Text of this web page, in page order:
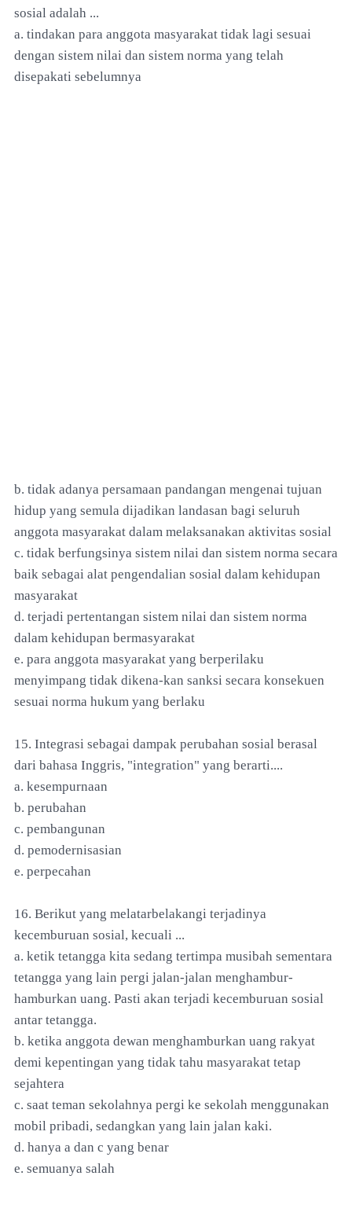
sosial adalah ...
a. tindakan para anggota masyarakat tidak lagi sesuai
dengan sistem nilai dan sistem norma yang telah
disepakati sebelumnya
b. tidak adanya persamaan pandangan mengenai tujuan
hidup yang semula dijadikan landasan bagi seluruh
anggota masyarakat dalam melaksanakan aktivitas sosial
c. tidak berfungsinya sistem nilai dan sistem norma secara
baik sebagai alat pengendalian sosial dalam kehidupan
masyarakat
d. terjadi pertentangan sistem nilai dan sistem norma
dalam kehidupan bermasyarakat
e. para anggota masyarakat yang berperilaku
menyimpang tidak dikena-kan sanksi secara konsekuen
sesuai norma hukum yang berlaku
15. Integrasi sebagai dampak perubahan sosial berasal
dari bahasa Inggris, "integration" yang berarti....
a. kesempurnaan
b. perubahan
c. pembangunan
d. pemodernisasian
e. perpecahan
16. Berikut yang melatarbelakangi terjadinya
kecemburuan sosial, kecuali ...
a. ketik tetangga kita sedang tertimpa musibah sementara
tetangga yang lain pergi jalan-jalan menghambur-
hamburkan uang. Pasti akan terjadi kecemburuan sosial
antar tetangga.
b. ketika anggota dewan menghamburkan uang rakyat
demi kepentingan yang tidak tahu masyarakat tetap
sejahtera
c. saat teman sekolahnya pergi ke sekolah menggunakan
mobil pribadi, sedangkan yang lain jalan kaki.
d. hanya a dan c yang benar
e. semuanya salah